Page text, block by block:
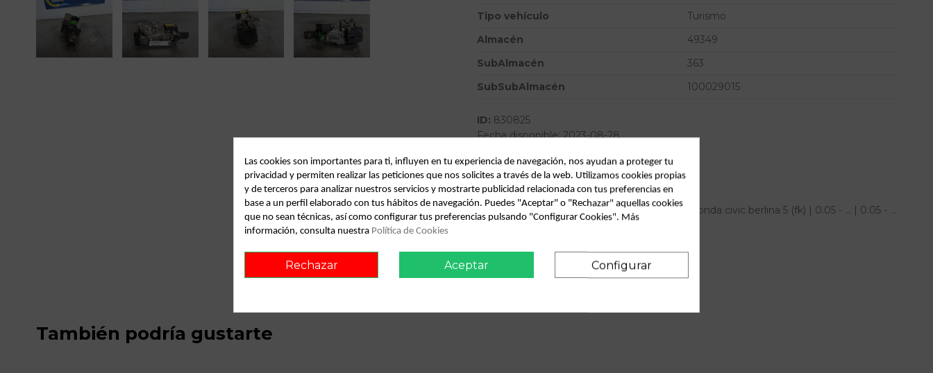
Tipo vehículo
Turismo
Almacén
49349
SubAlmacén
363
SubSubAlmacén
100029015
ID: 830825
Fecha disponible: 2023-08-28
Descripción
Recambio de conmutador de arranque para honda civic berlina 5 (fk) | 0.05 - ... | 0.05 - ...
referencia OEM IAM
También podría gustarte
Las cookies son importantes para ti, influyen en tu experiencia de navegación, nos ayudan a proteger tu
privacidad y permiten realizar las peticiones que nos solicites a través de la web. Utilizamos cookies propias
y de terceros para analizar nuestros servicios y mostrarte publicidad relacionada con tus preferencias en
base a un perfil elaborado con tus hábitos de navegación. Puedes "Aceptar" o "Rechazar" aquellas cookies
que no sean técnicas, así como configurar tus preferencias pulsando "Configurar Cookies". Más
información, consulta nuestra Política de Cookies
Rechazar Aceptar Configurar